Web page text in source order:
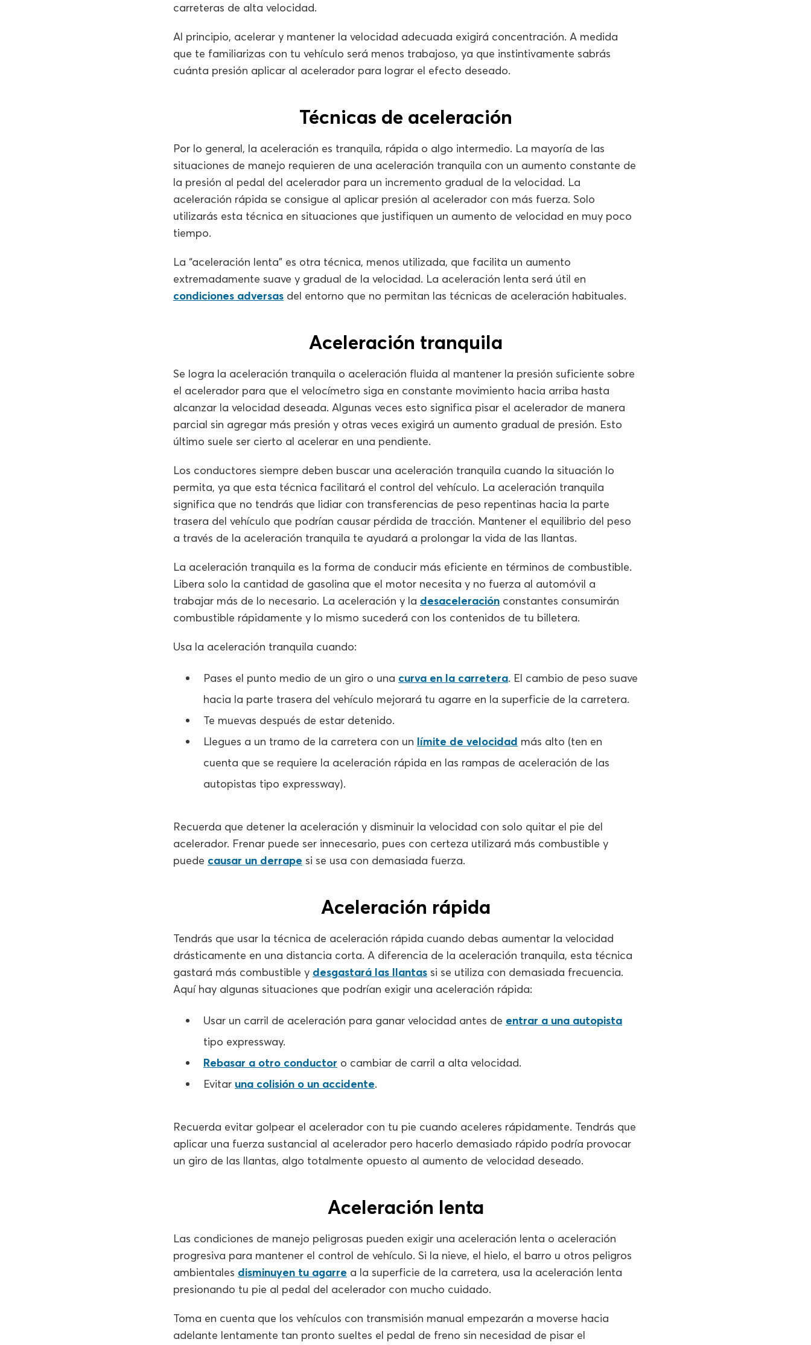
carreteras de alta velocidad.
Al principio, acelerar y mantener la velocidad adecuada exigirá concentración. A medida
que te familiarizas con tu vehículo será menos trabajoso, ya que instintivamente sabrás
cuánta presión aplicar al acelerador para lograr el efecto deseado.
Técnicas de aceleración
Por lo general, la aceleración es tranquila, rápida o algo intermedio. La mayoría de las
situaciones de manejo requieren de una aceleración tranquila con un aumento constante de
la presión al pedal del acelerador para un incremento gradual de la velocidad. La
aceleración rápida se consigue al aplicar presión al acelerador con más fuerza. Solo
utilizarás esta técnica en situaciones que justifiquen un aumento de velocidad en muy poco
tiempo.
La “aceleración lenta” es otra técnica, menos utilizada, que facilita un aumento
extremadamente suave y gradual de la velocidad. La aceleración lenta será útil en
condiciones adversas del entorno que no permitan las técnicas de aceleración habituales.
Aceleración tranquila
Se logra la aceleración tranquila o aceleración fluida al mantener la presión suficiente sobre
el acelerador para que el velocímetro siga en constante movimiento hacia arriba hasta
alcanzar la velocidad deseada. Algunas veces esto significa pisar el acelerador de manera
parcial sin agregar más presión y otras veces exigirá un aumento gradual de presión. Esto
último suele ser cierto al acelerar en una pendiente.
Los conductores siempre deben buscar una aceleración tranquila cuando la situación lo
permita, ya que esta técnica facilitará el control del vehículo. La aceleración tranquila
significa que no tendrás que lidiar con transferencias de peso repentinas hacia la parte
trasera del vehículo que podrían causar pérdida de tracción. Mantener el equilibrio del peso
a través de la aceleración tranquila te ayudará a prolongar la vida de las llantas.
La aceleración tranquila es la forma de conducir más eficiente en términos de combustible.
Libera solo la cantidad de gasolina que el motor necesita y no fuerza al automóvil a
trabajar más de lo necesario. La aceleración y la desaceleración constantes consumirán
combustible rápidamente y lo mismo sucederá con los contenidos de tu billetera.
Usa la aceleración tranquila cuando:
Pases el punto medio de un giro o una curva en la carretera. El cambio de peso suave
hacia la parte trasera del vehículo mejorará tu agarre en la superficie de la carretera.
Te muevas después de estar detenido.
Llegues a un tramo de la carretera con un límite de velocidad más alto (ten en
cuenta que se requiere la aceleración rápida en las rampas de aceleración de las
autopistas tipo expressway).
Recuerda que detener la aceleración y disminuir la velocidad con solo quitar el pie del
acelerador. Frenar puede ser innecesario, pues con certeza utilizará más combustible y
puede causar un derrape si se usa con demasiada fuerza.
Aceleración rápida
Tendrás que usar la técnica de aceleración rápida cuando debas aumentar la velocidad
drásticamente en una distancia corta. A diferencia de la aceleración tranquila, esta técnica
gastará más combustible y desgastará las llantas si se utiliza con demasiada frecuencia.
Aquí hay algunas situaciones que podrían exigir una aceleración rápida:
Usar un carril de aceleración para ganar velocidad antes de entrar a una autopista
tipo expressway.
Rebasar a otro conductor o cambiar de carril a alta velocidad.
Evitar una colisión o un accidente.
Recuerda evitar golpear el acelerador con tu pie cuando aceleres rápidamente. Tendrás que
aplicar una fuerza sustancial al acelerador pero hacerlo demasiado rápido podría provocar
un giro de las llantas, algo totalmente opuesto al aumento de velocidad deseado.
Aceleración lenta
Las condiciones de manejo peligrosas pueden exigir una aceleración lenta o aceleración
progresiva para mantener el control de vehículo. Si la nieve, el hielo, el barro u otros peligros
ambientales disminuyen tu agarre a la superficie de la carretera, usa la aceleración lenta
presionando tu pie al pedal del acelerador con mucho cuidado.
Toma en cuenta que los vehículos con transmisión manual empezarán a moverse hacia
adelante lentamente tan pronto sueltes el pedal de freno sin necesidad de pisar el